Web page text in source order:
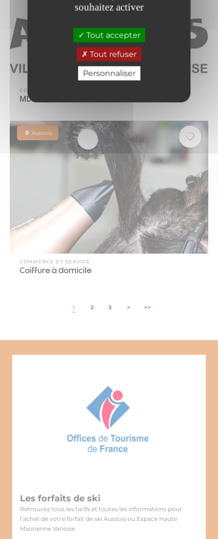
souhaitez activer
Tout accepter
Tout refuser
Personnaliser
COMMERCE ET SERVICE
MDNA travaux et rénovation
Aussois
COMMERCE ET SERVICE
Coiffure à domicile
1 2 3 > >>
Les forfaits de ski
Retrouvez tous les tarifs et toutes les informations pour
l’achat de votre forfait de ski Aussois ou Espace Haute
Maurienne Vanoise